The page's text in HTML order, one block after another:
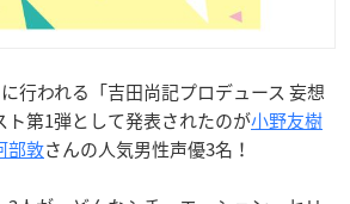
行われる「吉田尚記プロデュース 妄想
ト第1弾として発表されたのが小野友樹
部敦さんの人気男性声優3名！